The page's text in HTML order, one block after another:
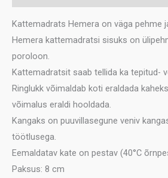
Kattemadrats Hemera on väga pehme
Hemera kattemadratsi sisuks on
poroloon.
Kattemadratsit saab tellida ka tepitud-
Ringlukk võimaldab koti eraldada
võimalus eraldi hooldada.
Kangaks on puuvillasegune veniv
töötlusega.
Eemaldatav kate on pestav (40°C
Paksus: 8 cm